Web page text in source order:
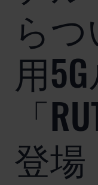
ら
用
「
登場